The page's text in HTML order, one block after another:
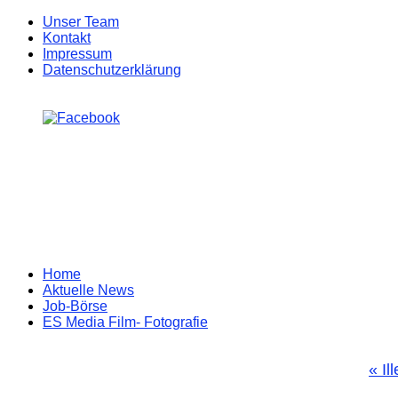
Unser Team
Kontakt
Impressum
Datenschutzerklärung
Zum
Inhalt
springen
Home
Aktuelle News
Job-Börse
ES Media Film- Fotografie
«